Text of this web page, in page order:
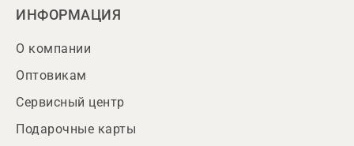
ИНФОРМАЦИЯ
О компании
Оптовикам
Сервисный центр
Подарочные карты